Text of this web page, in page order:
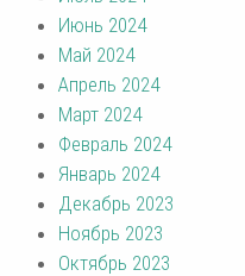
Июнь 2024
Май 2024
Апрель 2024
Март 2024
Февраль 2024
Январь 2024
Декабрь 2023
Ноябрь 2023
Октябрь 2023